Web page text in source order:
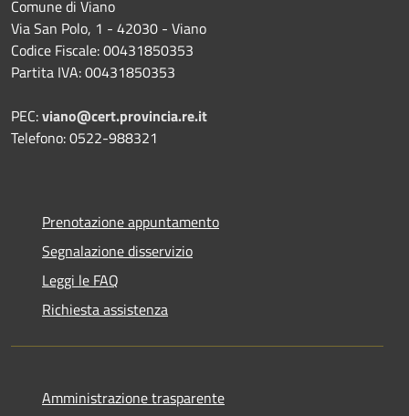
Comune di Viano
Via San Polo, 1 - 42030 - Viano
Codice Fiscale: 00431850353
Partita IVA: 00431850353
PEC:viano@cert.provincia.re.it
Telefono: 0522-988321
Prenotazione appuntamento
Segnalazione disservizio
Leggi le FAQ
Richiesta assistenza
Amministrazione trasparente